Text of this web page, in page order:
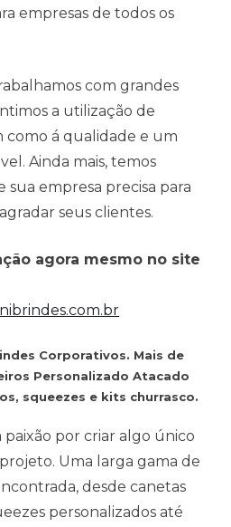
empresas de todos os
com grandes
a utilização de
como á qualidade e um
Ainda mais, temos
sua empresa precisa para
seus clientes.
agora mesmo no site
Corporativos. Mais de
Personalizado Atacado
squeezes e kits churrasco.
paixão por criar algo único
Uma larga gama de
desde canetas
personalizados até